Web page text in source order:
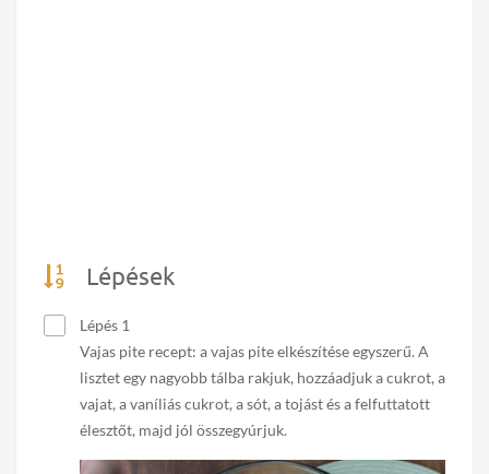
Lépések
Lépés 1
Vajas pite recept: a vajas pite elkészítése egyszerű. A
lisztet egy nagyobb tálba rakjuk, hozzáadjuk a cukrot, a
vajat, a vaníliás cukrot, a sót, a tojást és a felfuttatott
élesztőt, majd jól összegyúrjuk.